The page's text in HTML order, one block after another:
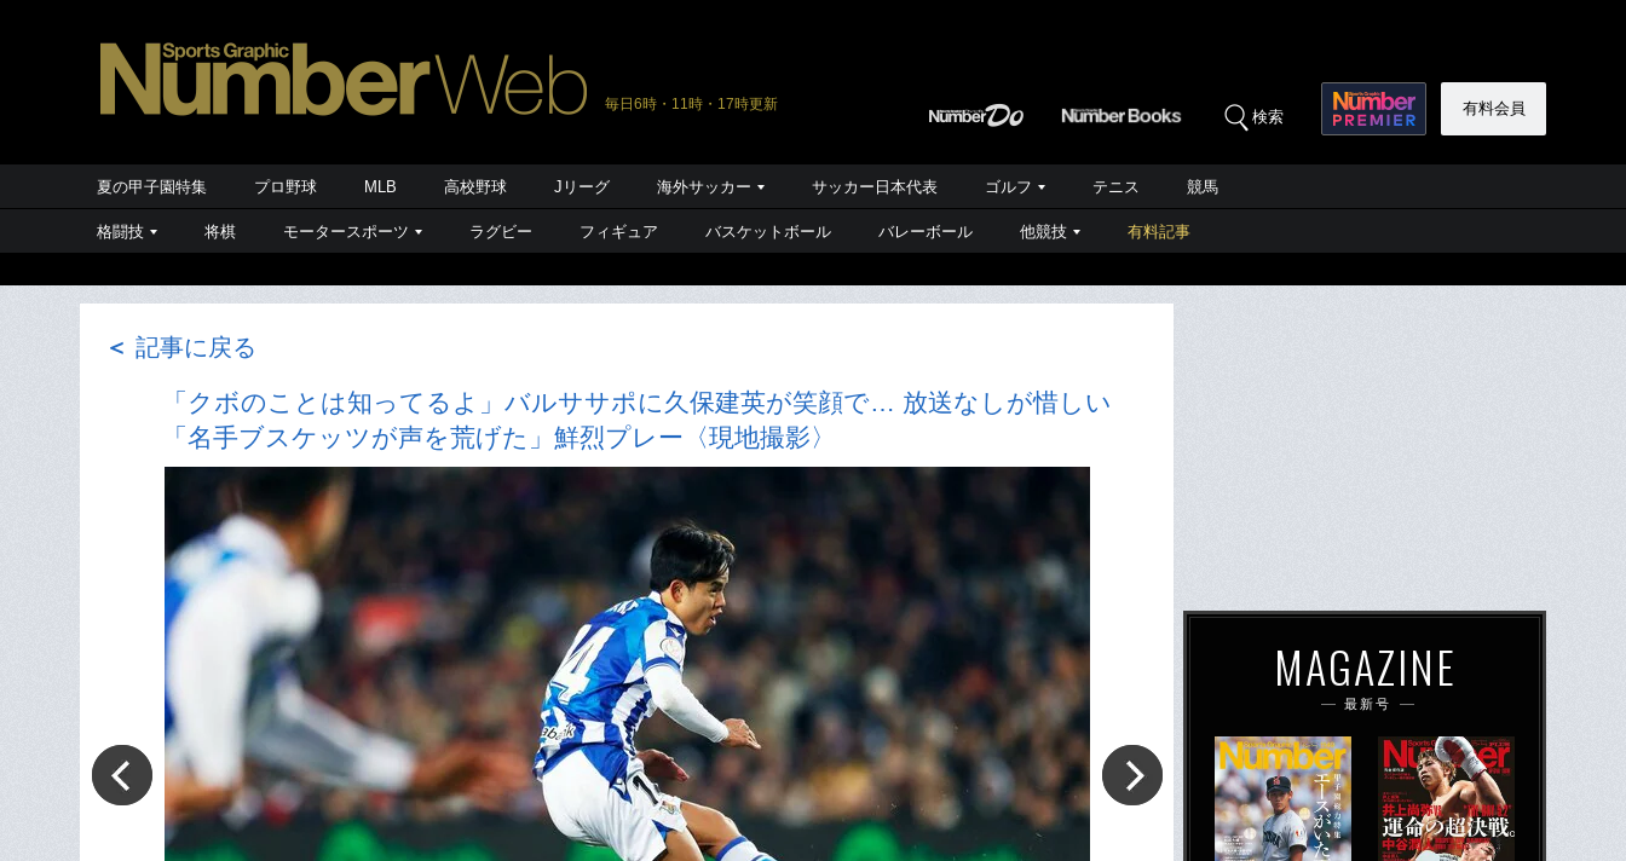
毎日6時・11時・17時更新
検索 有料会員
夏の甲子園特集 プロ野球 MLB 高校野球 Jリーグ 海外サッカー サッカー日本代表 ゴルフ テニス 競馬
格闘技 将棋 モータースポーツ ラグビー フィギュア バスケットボール バレーボール 他競技 有料記事
＜ 記事に戻る
「クボのことは知ってるよ」バルササポに久保建英が笑顔で… 放送なしが惜しい
「名手ブスケッツが声を荒げた」鮮烈プレー〈現地撮影〉
MAGAZINE
最新号